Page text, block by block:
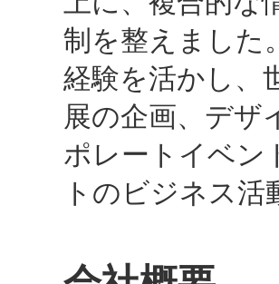
制を整えました
経験を活かし、
展の企画、デザ
ポレートイベン
トのビジネス